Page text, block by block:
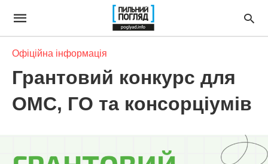
Офіційна інформація
Грантовий конкурс для
ОМС, ГО та консорціумів